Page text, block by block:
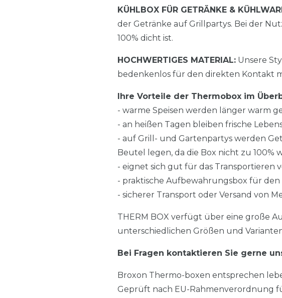
KÜHLBOX FÜR GETRÄNKE &
der Getränke auf Grillpartys. Bei der
100% dicht ist.
HOCHWERTIGES MATERIAL: Unsere
bedenkenlos für den direkten Kontakt
Ihre Vorteile der Thermobox im
- warme Speisen werden länger warm
- an heißen Tagen bleiben frische
- auf Grill- und Gartenpartys werden
Beutel legen, da die Box nicht zu 100%
- eignet sich gut für das Transportieren
- praktische Aufbewahrungsbox für den
- sicherer Transport oder Versand von
THERM BOX verfügt über eine große
unterschiedlichen Größen und
Bei Fragen kontaktieren Sie gerne
Broxon Thermo-boxen entsprechen
Geprüft nach EU-Rahmenverordnung